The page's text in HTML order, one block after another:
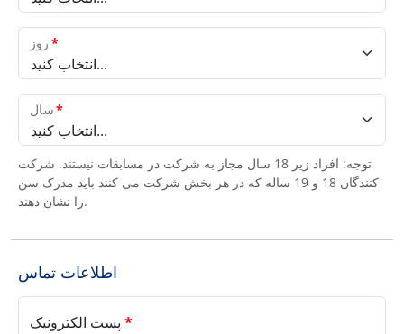
انتخاب کنید...
*
انتخاب کنید...
سال*
توجه: افراد زیر 18 سال مجاز به شرکت در مسابقات نیستند. شرکت
کنندگان 18 و 19 ساله که در هر بخش شرکت می کنند باید مدرک سن
را نشان دهند.
اطلاعات تماس
*